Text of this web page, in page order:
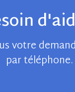
votre
par téléphone.